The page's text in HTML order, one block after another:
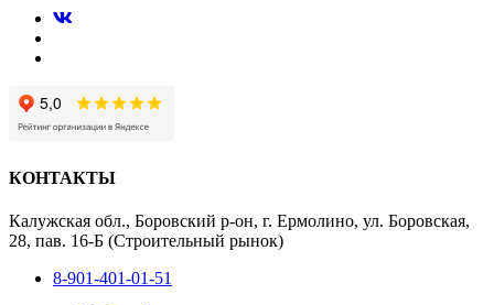
КОНТАКТЫ
Калужская обл., Боровский р-он, г. Ермолино, ул. Боровская,
28, пав. 16-Б (Строительный рынок)
8-901-401-01-51